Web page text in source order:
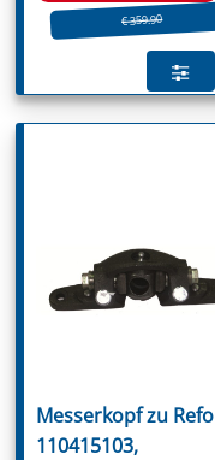
€ 359.90
Messerkopf zu
110415103,